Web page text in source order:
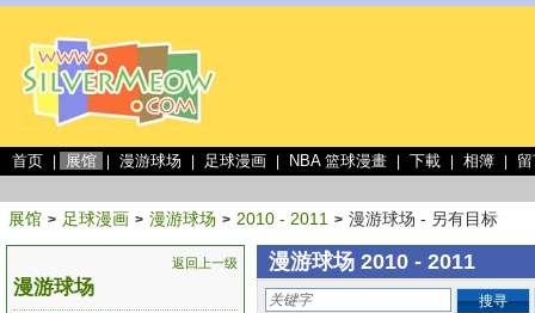
首页 展馆 漫游球场 足球漫画 NBA 篮球漫畫 下載 相簿
展馆 > 足球漫画 > 漫游球场 > 2010 - 2011 > 漫游球场 - 另有目标
返回上一级
漫游球场
漫游球场 2010 - 2011
搜寻